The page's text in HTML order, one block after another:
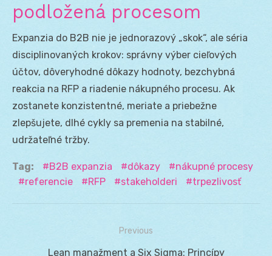
podložená procesom
Expanzia do B2B nie je jednorazový „skok“, ale séria
disciplinovaných krokov: správny výber cieľových
účtov, dôveryhodné dôkazy hodnoty, bezchybná
reakcia na RFP a riadenie nákupného procesu. Ak
zostanete konzistentné, meriate a priebežne
zlepšujete, dlhé cykly sa premenia na stabilné,
udržateľné tržby.
Tag: B2B expanzia dôkazy
nákupné procesy
referencie
RFP stakeholderi trpezlivosť
Navigácia
Previous
PreviousLean manažment a Six Sigma: Princípy